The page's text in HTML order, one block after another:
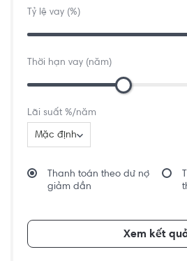
Tỷ lệ vay (%)
Thời hạn vay (năm)
Lãi suất %/năm
Mặc định
Thanh toán theo dư nợ
giảm dần
Xem kết